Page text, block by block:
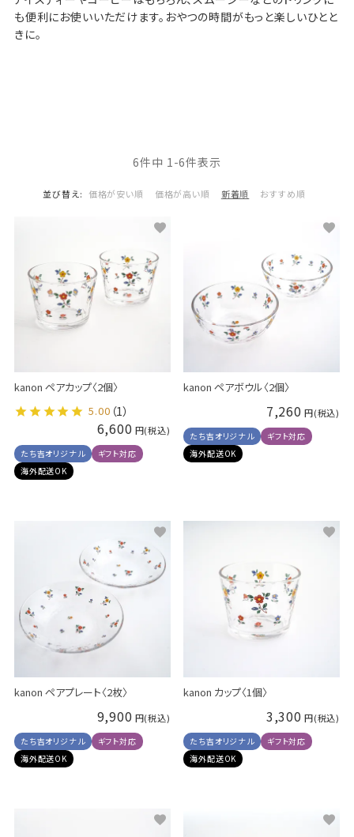
も便利にお使いいただけます。おやつの時間がもっと楽しいひとと
きに。
並び替え 価格が安い順 価格が高い順 新着順 おすすめ順
6件中 1 -6件表示
kanon ペアカップ〈2個〉
5.00 （1）
6,600
たち吉オリジナル
ギフト対応
海外配送OK
kanon ペアボウル〈2個〉
7,260
たち吉オリジナル
ギフト対応
海外配送OK
kanon ペアプレート〈2枚〉
9,900
たち吉オリジナル
ギフト対応
海外配送OK
kanon カップ〈1個〉
3,300
たち吉オリジナル
ギフト対応
海外配送OK